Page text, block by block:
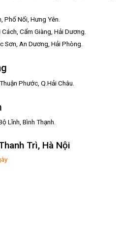
Nối, Hưng Yên.
Cẩm Giàng, Hải Dương.
Sơn, An Dương, Hải Phòng.
Phước, Q.Hải Châu.
Lĩnh, Bình Thạnh.
Trì, Hà Nội